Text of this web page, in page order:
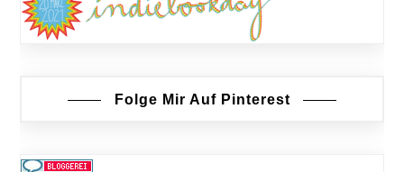
Folge Mir Auf Pinterest